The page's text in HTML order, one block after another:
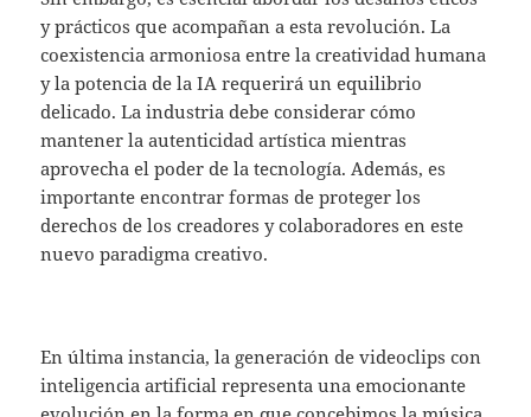
y prácticos que acompañan a esta revolución. La
coexistencia armoniosa entre la creatividad humana
y la potencia de la IA requerirá un equilibrio
delicado. La industria debe considerar cómo
mantener la autenticidad artística mientras
aprovecha el poder de la tecnología. Además, es
importante encontrar formas de proteger los
derechos de los creadores y colaboradores en este
nuevo paradigma creativo.
En última instancia, la generación de videoclips con
inteligencia artificial representa una emocionante